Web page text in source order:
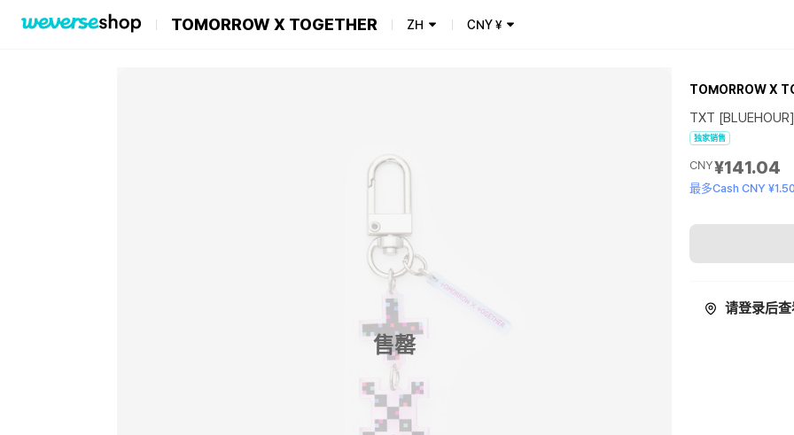
TOMORROW X TOGETHER ZH CNY¥
售罄
TOMORROW X
TXT
独家销售
CNY¥141.04
最多Cash CNY
请登录后